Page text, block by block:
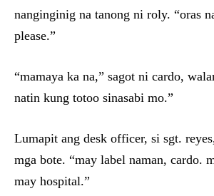
nanginginig na tanong ni roly. “oras
please.”
“mamaya ka na,” sagot ni cardo,
natin kung totoo sinasabi mo.”
Lumapit ang desk officer, si sgt.
mga bote. “may label naman, cardo.
may hospital.”